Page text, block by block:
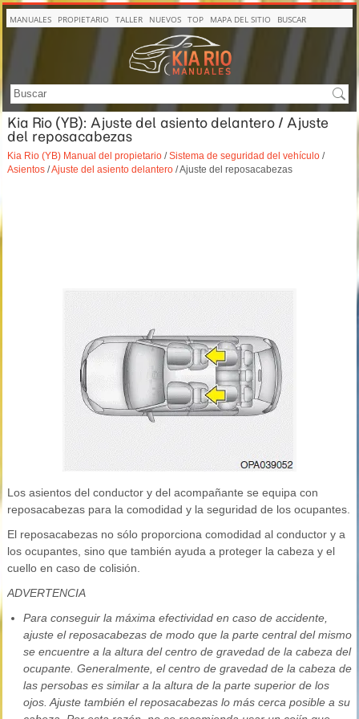
MANUALES PROPIETARIO TALLER NUEVOS TOP MAPA DEL SITIO BUSCAR
Kia Rio (YB): Ajuste del asiento delantero / Ajuste
del reposacabezas
Kia Rio (YB) Manual del propietario /Sistema de seguridad del vehículo /
Asientos /Ajuste del asiento delantero / Ajuste del reposacabezas
Los asientos del conductor y del acompañante se equipa con
reposacabezas para la comodidad y la seguridad de los ocupantes.
El reposacabezas no sólo proporciona comodidad al conductor y a
los ocupantes, sino que también ayuda a proteger la cabeza y el
cuello en caso de colisión.
ADVERTENCIA
Para conseguir la máxima efectividad en caso de accidente,
ajuste el reposacabezas de modo que la parte central del mismo
se encuentre a la altura del centro de gravedad de la cabeza del
ocupante. Generalmente, el centro de gravedad de la cabeza de
las persobas es similar a la altura de la parte superior de los
ojos. Ajuste también el reposacabezas lo más cerca posible a su